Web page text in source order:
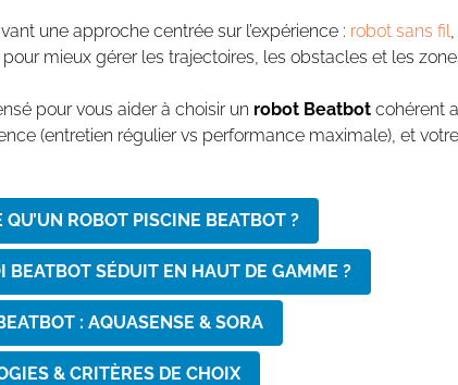
une approche centrée sur l’expérience : robot sans fil,
pour mieux gérer les trajectoires, les obstacles et les
pour vous aider à choisir un robot Beatbot cohérent
(entretien régulier vs performance maximale), et
QU’UN ROBOT PISCINE BEATBOT ?
BEATBOT SÉDUIT EN HAUT DE GAMME ?
: AQUASENSE & SORA
& CRITÈRES DE CHOIX